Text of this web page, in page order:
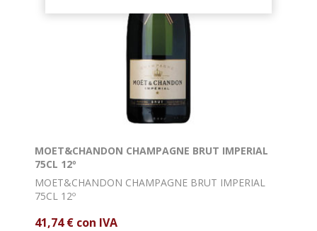
MOET&CHANDON CHAMPAGNE BRUT IMPERIAL
75CL 12º
MOET&CHANDON CHAMPAGNE BRUT IMPERIAL
75CL 12º
41,74 € con IVA